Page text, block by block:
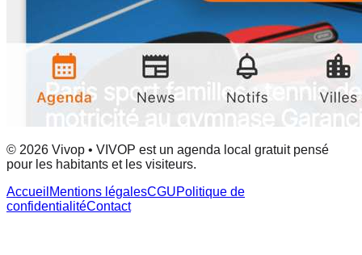
© 2026 Vivop • VIVOP est un agenda local gratuit pensé
pour les habitants et les visiteurs.
Accueil Mentions légalesCGUPolitique de
confidentialitéContact